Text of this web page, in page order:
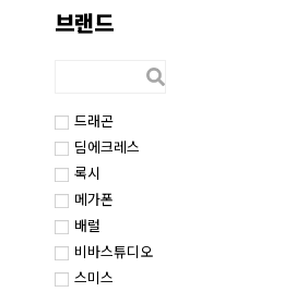
브랜드
드래곤
딤에크레스
록시
메가폰
배럴
비바스튜디오
스미스